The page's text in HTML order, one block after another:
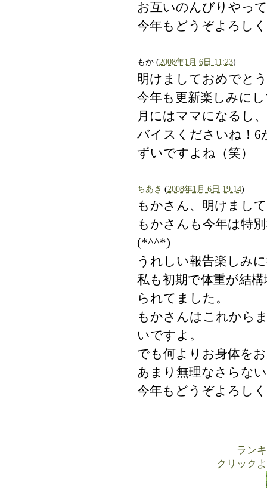
お互いのんびりやっ
今年もどうぞよろし
もか (2008年1月 6日 11:23)
明けましておめでと
今年も更新楽しみに
月にはママになるし
バイスくださいね！6
ずいですよね（笑）
ちあき (2008年1月 6日 19:14)
もかさん、明けまし
もかさんも今年は特
(*^^*)
うれしい報告楽しみ
私も初期で体重が結
られてました。
もかさんはこれから
いですよ。
でも何よりお身体を
あまり無理なさらな
今年もどうぞよろし
ラン
クリック